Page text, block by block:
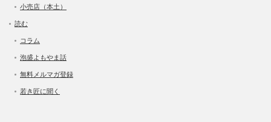
小売店（本土）
読む
コラム
泡盛よもやま話
無料メルマガ登録
若き匠に聞く